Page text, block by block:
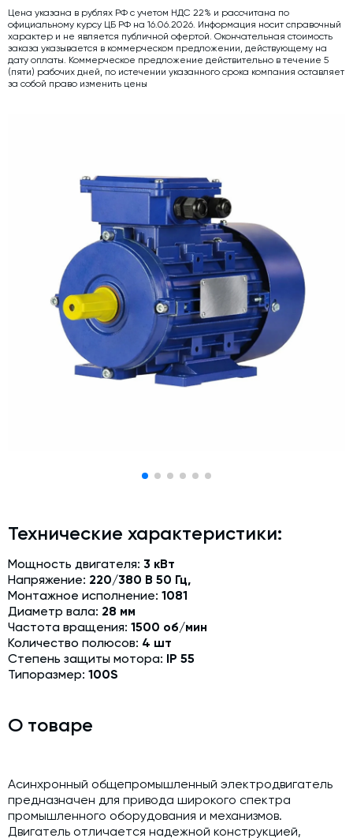
Дозаторы для бетонных заводов
Затворы для силосов и дозаторов
Промышленные фильтры и комплектующие
Промышленные вибраторы
Дробильно-сортировочный комплекс
Околопрессовочное оборудование
Экспертные услуги
Модернизация и техническое перевооружение
производств
Доставка, шеф-монтаж и пуско-наладка и обучение
Подбор и поставка комплектующих под любой завод
Экспертиза промышленной безопасности
Технический аудит бетонных заводов и производств
Проектирование технологических линий,промышленных
зданий и сооружений
Технические характеристики:
Мощность двигателя: 3 кВт
Напряжение: 220/380 В 50 Гц,
Монтажное исполнение: 1081
Диаметр вала: 28 мм
Частота вращения: 1500 об/мин
Количество полюсов: 4 шт
Степень защиты мотора: IP 55
Типоразмер: 100S
О товаре
Асинхронный общепромышленный электродвигатель
предназначен для привода широкого спектра
промышленного оборудования и механизмов.
Двигатель отличается надежной конструкцией,
Цена указана в рублях РФ с учетом НДС 22% и рассчитана по
официальному курсу ЦБ РФ на 16.06.2026. Информация носит справочный
характер и не является публичной офертой. Окончательная стоимость
заказа указывается в коммерческом предложении, действующему на
дату оплаты. Коммерческое предложение действительно в течение 5
(пяти) рабочих дней, по истечении указанного срока компания оставляет
за собой право изменить цены